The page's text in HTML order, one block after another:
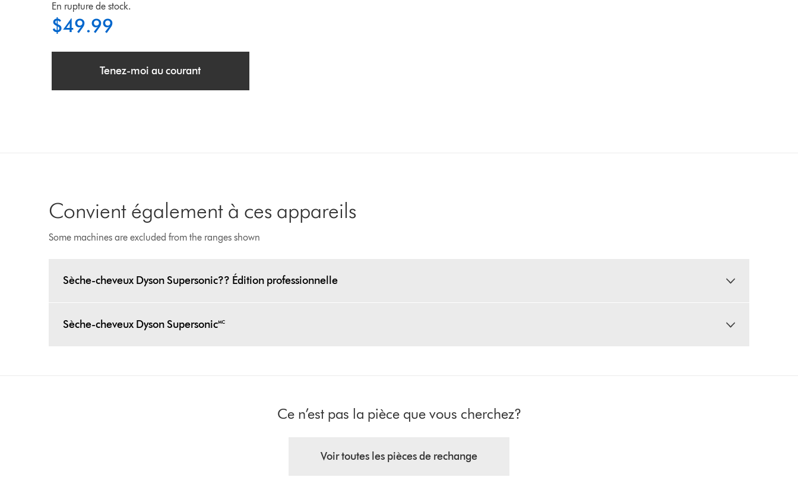
En rupture de stock.
$49.99
Tenez-moi au courant
Convient également à ces appareils
Some machines are excluded from the ranges shown
Sèche-cheveux Dyson Supersonic?? Édition professionnelle
Sèche-cheveux Dyson Supersonic🅪
Ce n’est pas la pièce que vous cherchez?
Voir toutes les pièces de rechange